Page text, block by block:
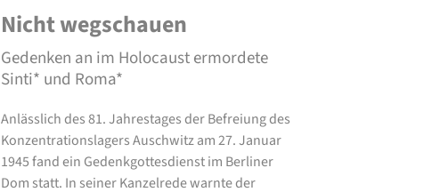
Nicht wegschauen
Gedenken an im Holocaust ermordete
Sinti* und Roma*
Anlässlich des 81. Jahrestages der Befreiung des
Konzentrationslagers Auschwitz am 27. Januar
1945 fand ein Gedenkgottesdienst im Berliner
Dom statt. In seiner Kanzelrede warnte der